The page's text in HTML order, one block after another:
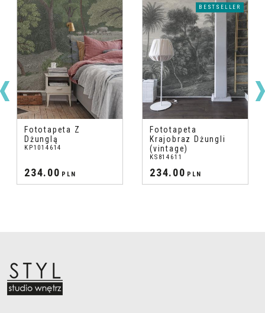
Fototapeta Z
Dżunglą
KP1014614
234.00 PLN
BESTSELLER
Fototapeta
Krajobraz Dżungli
(vintage)
KS814611
234.00 PLN